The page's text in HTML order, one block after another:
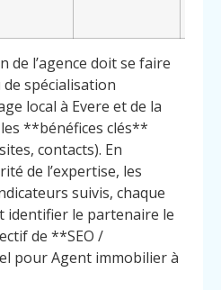
de l’agence doit se faire
spécialisation
local à Evere et de la
**bénéfices clés**
contacts). En
de l’expertise, les
suivis, chaque
identifier le partenaire le
de **SEO /
pour Agent immobilier à